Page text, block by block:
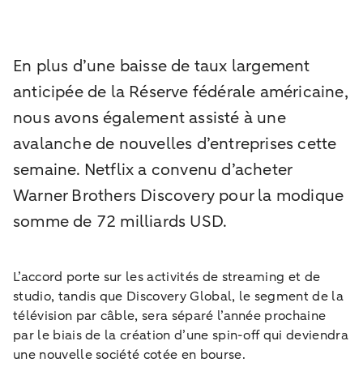
En plus d’une baisse de taux largement
anticipée de la Réserve fédérale américaine,
nous avons également assisté à une
avalanche de nouvelles d’entreprises cette
semaine. Netflix a convenu d’acheter
Warner Brothers Discovery pour la modique
somme de 72 milliards USD.
L’accord porte sur les activités de streaming et de
studio, tandis que Discovery Global, le segment de la
télévision par câble, sera séparé l’année prochaine
par le biais de la création d’une spin-off qui deviendra
une nouvelle société cotée en bourse.